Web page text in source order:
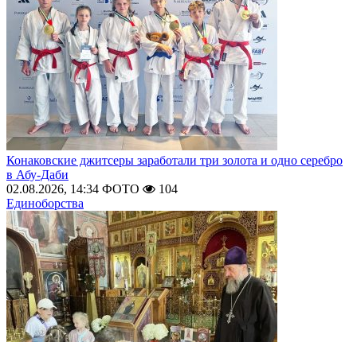
Конаковские джитсеры заработали три золота и одно серебро
в Абу-Даби
02.08.2026, 14:34 ФОТО
104
Единоборства